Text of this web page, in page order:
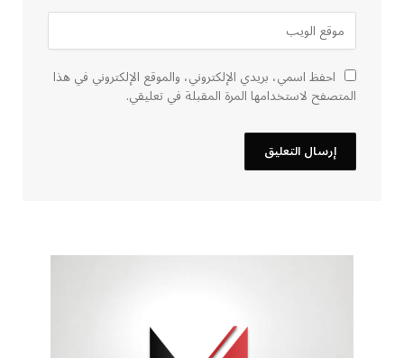
احفظ اسمي، بريدي الإلكتروني، والموقع الإلكتروني في هذا
المتصفح لاستخدامها المرة المقبلة في تعليقي.